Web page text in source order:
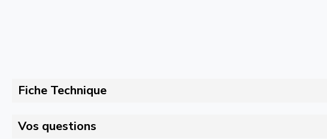
Fiche Technique
Vos questions